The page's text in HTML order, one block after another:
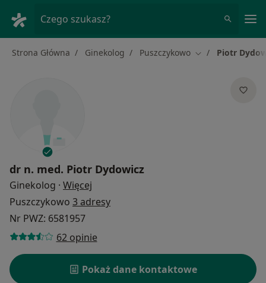
Czego szukasz?
Strona Główna Ginekolog Puszczykowo Zmień miasto
Piotr
dr n. med. Piotr Dydowicz
Ginekolog · Więcej
Puszczykowo 3 adresy
Nr PWZ: 6581957
62 opinie
Pokaż dane kontaktowe